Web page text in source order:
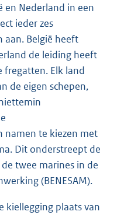
en Nederland in een
ieder zes
aan. België heeft
de leiding heeft
fregatten. Elk land
de eigen schepen,
namen te kiezen met
Dit onderstreept de
twee marines in de
(BENESAM).
kiellegging plaats van